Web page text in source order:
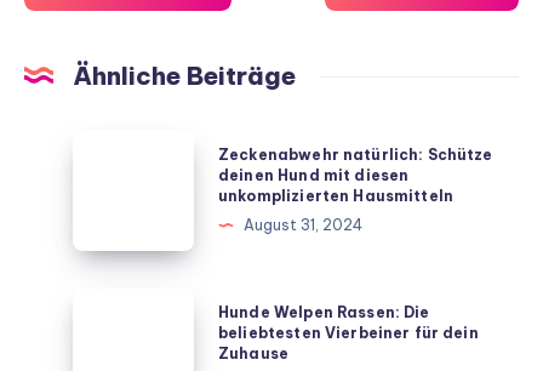
Ähnliche Beiträge
Hund
Zeckenabwehr natürlich: Schütze
deinen Hund mit diesen
unkomplizierten Hausmitteln
August 31, 2024
Hunde Welpen Rassen: Die
beliebtesten Vierbeiner für dein
Zuhause